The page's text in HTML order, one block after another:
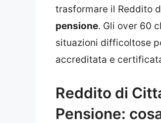
trasformare il Reddito
pensione. Gli over 60
situazioni difficoltose
accreditata e
Reddito di
Pensione: